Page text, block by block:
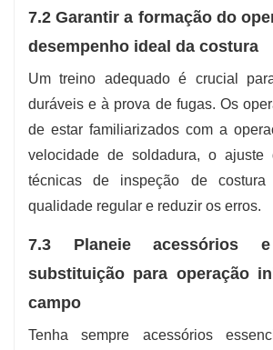
7.2 Garantir a formação do
desempenho ideal da costura
Um treino adequado é crucial
duráveis ​​e à prova de fugas. Os
de estar familiarizados com a
velocidade de soldadura, o
técnicas de inspeção de
qualidade regular e reduzir os erros.
7.3 Planeie acessórios
substituição para operação
campo
Tenha sempre acessórios